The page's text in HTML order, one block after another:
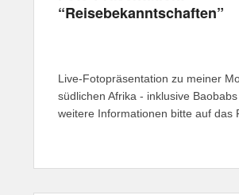
“Reisebekanntschaften”
Live-Fotopräsentation zu meiner
südlichen Afrika - inklusive
weitere Informationen bitte auf das